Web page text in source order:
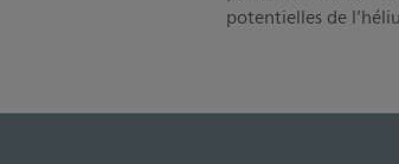
potentielles de